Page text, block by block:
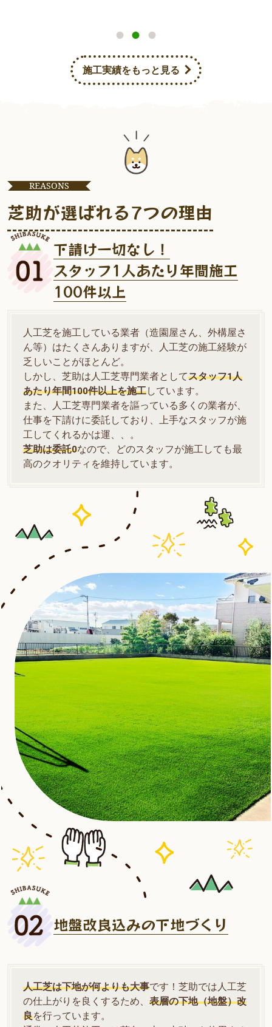
施工実績をもっと見る
REASONS
芝助が選ばれる7つの理由
下請け一切なし！
スタッフ1人あたり年間施工
100件以上
人工芝を施工している業者（造園屋さん、外構屋さ
ん等）はたくさんありますが、人工芝の施工経験が
乏しいことがほとんど。
しかし、芝助は人工芝専門業者としてスタッフ1人
あたり年間100件以上を施工しています。
また、人工芝専門業者を謳っている多くの業者が、
仕事を下請けに委託しており、上手なスタッフが施
工してくれるかは運、、。
芝助は委託0なので、どのスタッフが施工しても最
高のクオリティを維持しています。
地盤改良込みの下地づくり
人工芝は下地が何よりも大事です！芝助では人工芝
の仕上がりを良くするため、表層の下地（地盤）改
良を行っています。